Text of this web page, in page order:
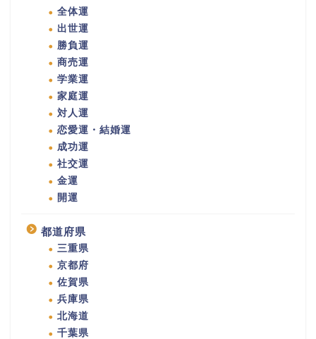
全体運
出世運
勝負運
商売運
学業運
家庭運
対人運
恋愛運・結婚運
成功運
社交運
金運
開運
都道府県
三重県
京都府
佐賀県
兵庫県
北海道
千葉県